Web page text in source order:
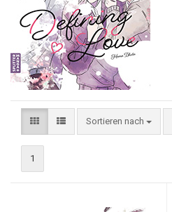
Sortieren nach
1